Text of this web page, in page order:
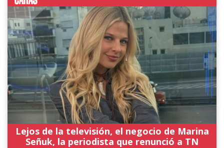
Lejos de la televisión, el negocio de Marina
Señuk, la periodista que renunció a TN